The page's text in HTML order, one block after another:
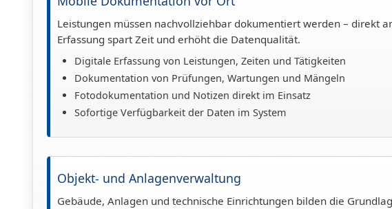
Leistungen müssen nachvollziehbar dokumentiert werden – direkt
Erfassung spart Zeit und erhöht die Datenqualität.
Digitale Erfassung von Leistungen, Zeiten und Tätigkeiten
Dokumentation von Prüfungen, Wartungen und Mängeln
Fotodokumentation und Notizen direkt im Einsatz
Sofortige Verfügbarkeit der Daten im System
Objekt- und Anlagenverwaltung
Gebäude, Anlagen und technische Einrichtungen bilden die